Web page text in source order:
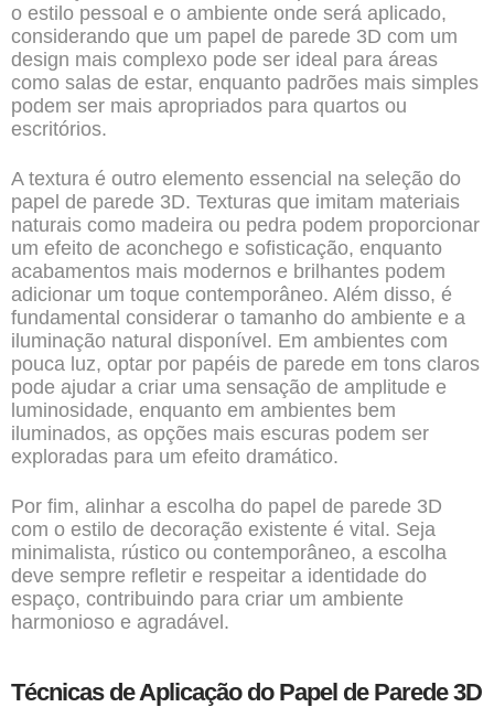
o estilo pessoal e o ambiente onde será aplicado,
considerando que um papel de parede 3D com um
design mais complexo pode ser ideal para áreas
como salas de estar, enquanto padrões mais simples
podem ser mais apropriados para quartos ou
escritórios.
A textura é outro elemento essencial na seleção do
papel de parede 3D. Texturas que imitam materiais
naturais como madeira ou pedra podem proporcionar
um efeito de aconchego e sofisticação, enquanto
acabamentos mais modernos e brilhantes podem
adicionar um toque contemporâneo. Além disso, é
fundamental considerar o tamanho do ambiente e a
iluminação natural disponível. Em ambientes com
pouca luz, optar por papéis de parede em tons claros
pode ajudar a criar uma sensação de amplitude e
luminosidade, enquanto em ambientes bem
iluminados, as opções mais escuras podem ser
exploradas para um efeito dramático.
Por fim, alinhar a escolha do papel de parede 3D
com o estilo de decoração existente é vital. Seja
minimalista, rústico ou contemporâneo, a escolha
deve sempre refletir e respeitar a identidade do
espaço, contribuindo para criar um ambiente
harmonioso e agradável.
Técnicas de Aplicação do Papel de Parede 3D